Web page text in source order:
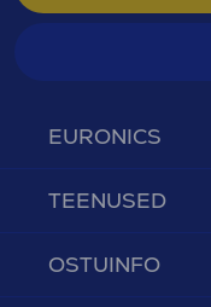
EURONICS
TEENUSED
OSTUINFO